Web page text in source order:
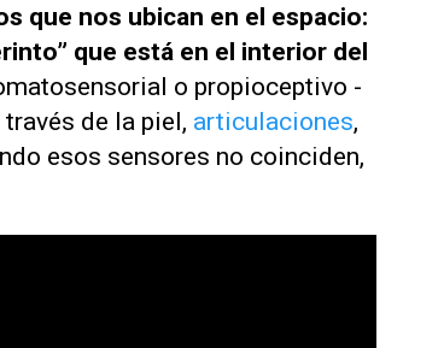
que nos ubican en el espacio:
que está en el interior del
o propioceptivo -
de la piel, articulaciones,
esos sensores no coinciden,